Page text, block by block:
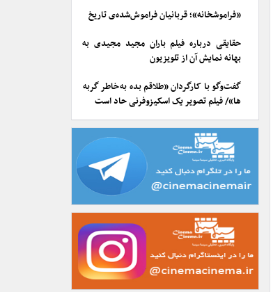
«فراموشخانه»؛ قربانیان فراموش‌شده‌ی تاریخ
حقایقی درباره فیلم باران مجید مجیدی به
بهانه نمایش آن از تلویزیون
گفت‌وگو با کارگردان «طلاقم بده به خاطر گربه
ها»/ فیلم تصویر یک اسکیزوفرنی حاد است